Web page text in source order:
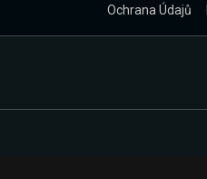
Ochrana Údajů